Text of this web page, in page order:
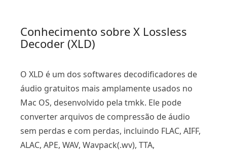
Conhecimento sobre X Lossless
Decoder (XLD)
O XLD é um dos softwares decodificadores de
áudio gratuitos mais amplamente usados ​​no
Mac OS, desenvolvido pela tmkk. Ele pode
converter arquivos de compressão de áudio
sem perdas e com perdas, incluindo FLAC, AIFF,
ALAC, APE, WAV, Wavpack(.wv), TTA,